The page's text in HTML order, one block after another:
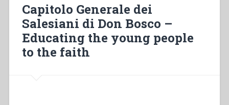
Capitolo Generale dei
Salesiani di Don Bosco –
Educating the young people
to the faith